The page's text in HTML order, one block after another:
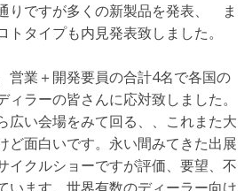
りですが多くの新製品を発表、 ま
タイプも内見発表致しました。
営業＋開発要員の合計4名で各国の
ィラーの皆さんに応対致しました。
広い会場をみて回る、、これまた大
ど面白いです。永い間みてきた出展
イクルショーですが評価、要望、不